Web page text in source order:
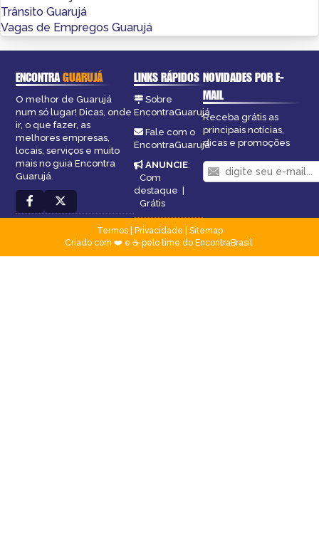
Trânsito Guarujá
Vagas de Empregos Guarujá
ENCONTRAGUARUJÁ
O melhor de Guarujá
num só lugar! Dicas, onde
ir, o que fazer, as
melhores empresas,
locais, serviços e muito
mais no guia Encontra
Guarujá.
LINKS RÁPIDOS
Sobre
EncontraGuarujá
Fale com o
EncontraGuarujá
ANUNCIE:
Com
destaque
Grátis
NOVIDADES POR E-
MAIL
Receba grátis as
principais notícias,
dicas e promoções
Termos| Privacidade
Sitemap
Criado com ❤️ e ☕ pelo time do EncontraBrasil